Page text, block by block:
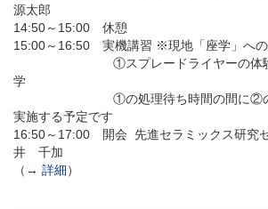
源太郎
14:50～15:00 休憩
15:00～16:50 実機講習 ※現地「座学」へ
①スプレードライヤーの体験
学
①の処理待ち時間の間に②の関
実施する予定です
16:50～17:00 開会 先進セラミックス研究
井 千加
（→ 詳細）